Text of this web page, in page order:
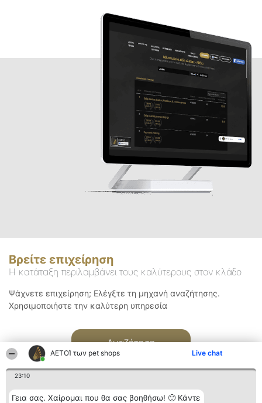
ΑΕΤΟΊ των pet shops Live chat
23:10
Γεια σας. Χαίρομαι που θα σας βοηθήσω! 🙂 Κάντε
Βρείτε επιχείρηση
Η κατάταξη περιλαμβάνει τους καλύτερους στον κλάδο
Ψάχνετε επιχείρηση; Ελέγξτε τη μηχανή αναζήτησης.
Χρησιμοποιήστε την καλύτερη υπηρεσία
Αναζήτηση